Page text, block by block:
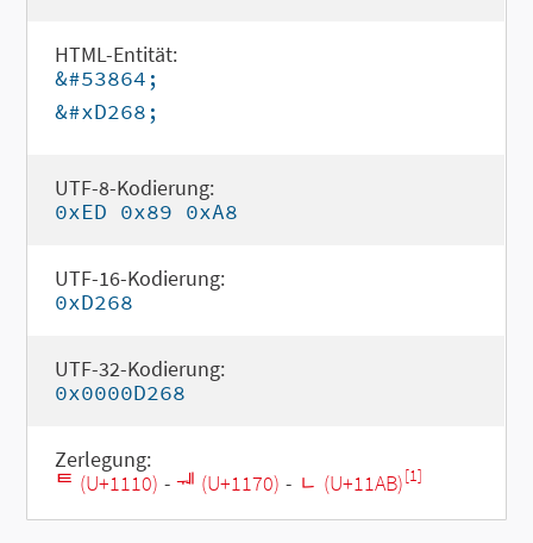
HTML-Entität:
&#53864;
&#xD268;
UTF-8-Kodierung:
0xED 0x89 0xA8
UTF-16-Kodierung:
0xD268
UTF-32-Kodierung:
0x0000D268
Zerlegung:
ᄐ (U+1110) - ᅰ (U+1170) - ᆫ (U+11AB)[1]